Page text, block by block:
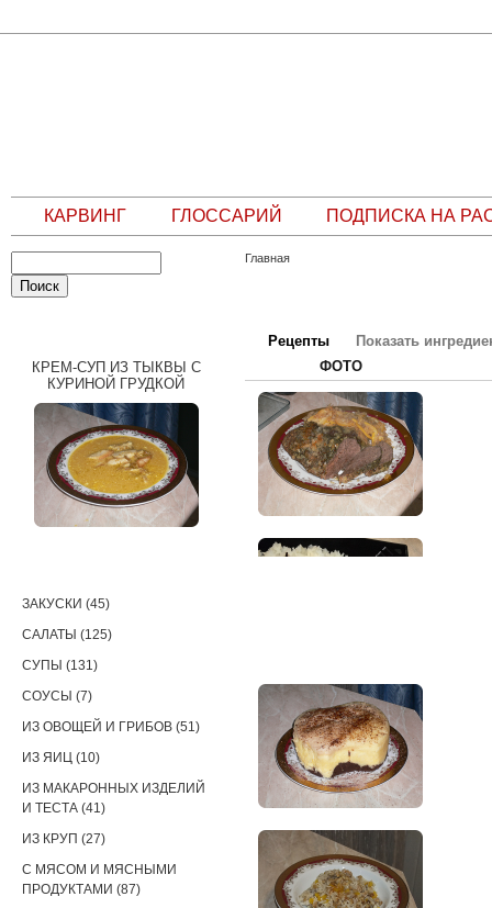
КАРВИНГ ГЛОССАРИЙ ПОДПИСКА НА
Главная
Рецепты
Показать
ФОТО
КРЕМ-СУП ИЗ ТЫКВЫ С
КУРИНОЙ ГРУДКОЙ
ЗАКУСКИ (45)
САЛАТЫ (125)
СУПЫ (131)
СОУСЫ (7)
ИЗ ОВОЩЕЙ И ГРИБОВ (51)
ИЗ ЯИЦ (10)
ИЗ МАКАРОННЫХ ИЗДЕЛИЙ
И ТЕСТА (41)
ИЗ КРУП (27)
С МЯСОМ И МЯСНЫМИ
ПРОДУКТАМИ (87)